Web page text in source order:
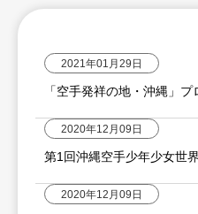
2021年01月29日
「空手発祥の地・沖縄」
2020年12月09日
第1回沖縄空手少年少女世
2020年12月09日